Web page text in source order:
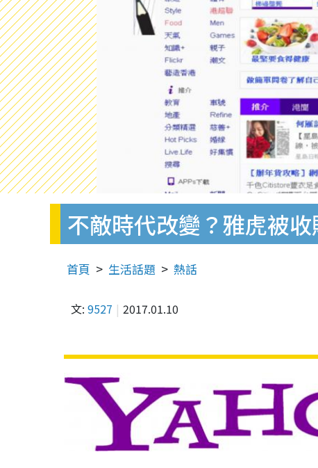
不敵時代改變？雅虎被收
首頁 生活話題 熱話
文: 9527 2017.01.10